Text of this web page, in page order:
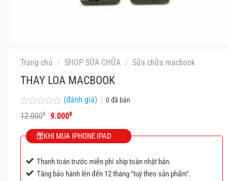
Trang chủ / SHOP SỬA CHỮA / Sữa chữa macbook
THAY LOA MACBOOK
Được
xếp
hạng
0
(đánh giá) 0đã bán
12.000¥
Giá
là:
12.000¥.
9.000¥Giá
tại
là:
KHI MUA IPHONE IPAD
Thanh toán trước miễn phí ship toàn nhật bản.
Tăng bảo hành lên đến 12 tháng "tuỳ theo sản phẩm".